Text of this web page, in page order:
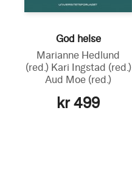
God helse
Marianne Hedlund
(red.) Kari Ingstad (red.)
Aud Moe (red.)
kr 499